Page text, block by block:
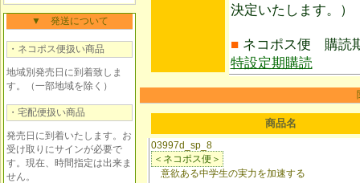
▼ 発送について
・ネコポス便扱い商品
地域別発売日に到着致しま
す。（一部地域を除く）
・宅配便扱い商品
発売日に到着いたします。お
受け取りにサインが必要で
す。現在、時間指定は出来ま
せん。
決定いたします。）
■ ネコポス便 購読
特設定期購読
商品名
03997d_sp_8
＜ネコポス便＞
意欲ある中学生の実力を加速する